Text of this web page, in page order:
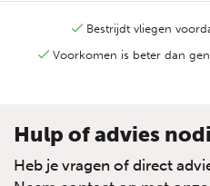
Bestrijdt vliegen
Voorkomen is beter dan
Hulp of advies
Heb je vragen of direct